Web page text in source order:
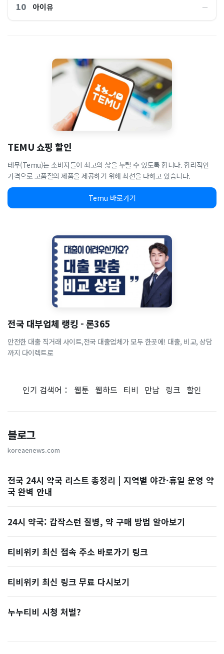
10 아이유 ―
TEMU 쇼핑 할인
테무(Temu)는 소비자들이 최고의 삶을 누릴 수 있도록 합니다. 합리적인
가격으로 고품질의 제품을 제공하기 위해 최선을 다하고 있습니다.
Temu 바로가기
전국 대부업체 랭킹 - 론365
안전한 대출 직거래 사이트,전국 대출업체가 모두 한곳에! 대출, 비교, 상담
까지 다이렉트로
인기 검색어： 웹툰 웹하드 티비 만남 링크 할인
블로그
koreaenews.com
전국 24시 약국 리스트 총정리 | 지역별 야간·휴일 운영 약
국 완벽 안내
24시 약국: 갑작스런 질병, 약 구매 방법 알아보기
티비위키 최신 접속 주소 바로가기 링크
티비위키 최신 링크 무료 다시보기
누누티비 시청 처벌?